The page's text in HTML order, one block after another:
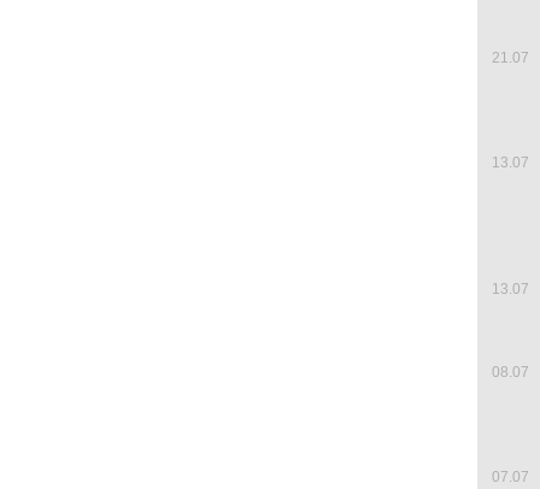
21.07
13.07
13.07
08.07
07.07